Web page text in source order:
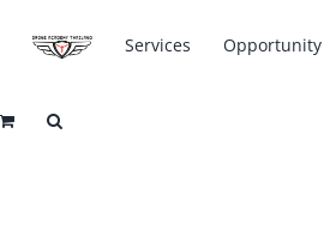
Services Opportunity